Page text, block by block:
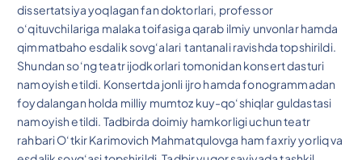
dissertatsiya yoqlagan fan doktorlari, professor
o‘qituvchilariga malaka toifasiga qarab ilmiy unvonlar hamda
qimmatbaho esdalik sovg‘alari tantanali ravishda topshirildi.
Shundan so‘ng teatr ijodkorlari tomonidan konsert dasturi
namoyish etildi. Konsertda jonli ijro hamda fonogrammadan
foydalangan holda milliy mumtoz kuy-qo‘shiqlar guldastasi
namoyish etildi. Tadbirda doimiy hamkorligi uchun teatr
rahbari O‘tkir Karimovich Mahmatqulovga ham faxriy yorliq va